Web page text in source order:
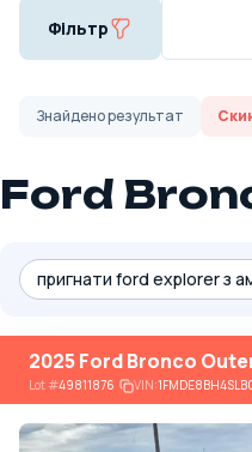
Фільтр
Знайденорезультат
Ford
пригнати ford explorer з
2025 Ford Bronco
Lot#49811876 VIN: